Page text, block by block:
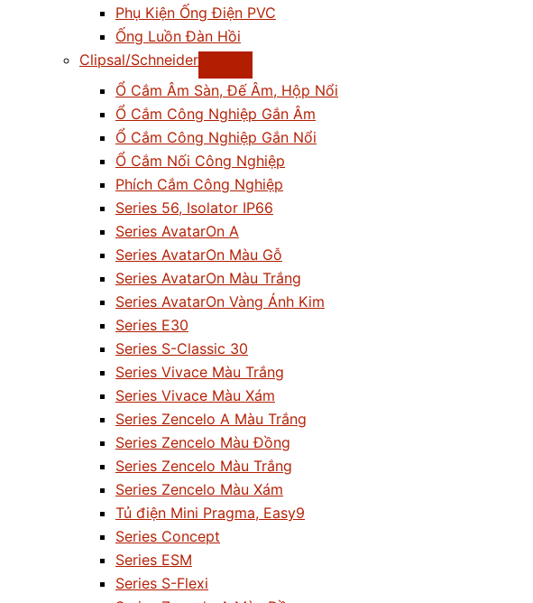
Phụ Kiện Ống Điện PVC
Ống Luồn Đàn Hồi
Clipsal/Schneider
Ổ Cắm Âm Sàn, Đế Âm, Hộp Nổi
Ổ Cắm Công Nghiệp Gắn Âm
Ổ Cắm Công Nghiệp Gắn Nổi
Ổ Cắm Nối Công Nghiệp
Phích Cắm Công Nghiệp
Series 56, Isolator IP66
Series AvatarOn A
Series AvatarOn Màu Gỗ
Series AvatarOn Màu Trắng
Series AvatarOn Vàng Ánh Kim
Series E30
Series S-Classic 30
Series Vivace Màu Trắng
Series Vivace Màu Xám
Series Zencelo A Màu Trắng
Series Zencelo Màu Đồng
Series Zencelo Màu Trắng
Series Zencelo Màu Xám
Tủ điện Mini Pragma, Easy9
Series Concept
Series ESM
Series S-Flexi